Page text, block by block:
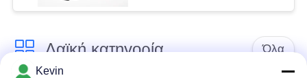
Λαϊκή κατηγορία Όλα
Kevin